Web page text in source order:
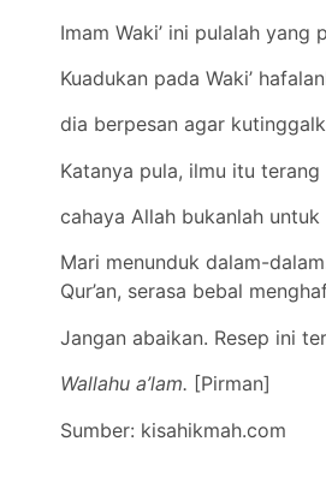
Imam Waki’ ini pulalah
Kuadukan pada Waki’
dia berpesan agar
Katanya pula, ilmu itu
cahaya Allah bukanlah
Mari menunduk dalam-
Qur’an, serasa bebal
Jangan abaikan. Resep ini
Wallahu a’lam. [Pirman]
Sumber: kisahikmah.com